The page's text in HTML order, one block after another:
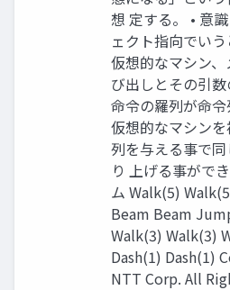
想 定する。 • 意
ェクト指向でい
仮想的なマシン
び出しとその引数
命令の羅列が命
仮想的なマシン
列を与える事で
り 上げる事がで
ム Walk(5)
Beam Beam
Walk(3) Walk(3)
Dash(1) Dash(1)
NTT Corp. All